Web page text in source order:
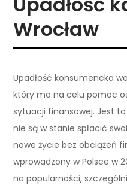
Wrocław
Upadłość konsumencka
który ma na celu pomoc
sytuacji finansowej. Jest
nie są w stanie spłacić
nowe życie bez obciążeń
wprowadzony w Polsce w
na popularności,